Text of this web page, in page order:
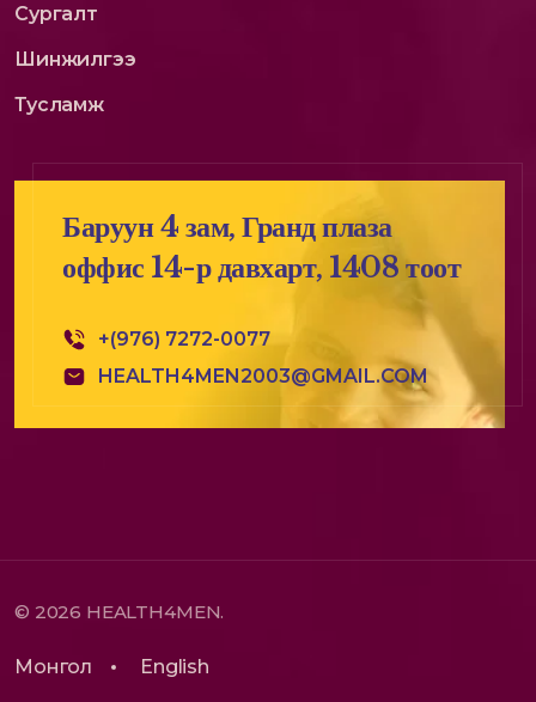
Сургалт
Шинжилгээ
Тусламж
Баруун 4 зам, Гранд плаза
оффис 14-р давхарт, 1408 тоот
+(976) 7272-0077
HEALTH4MEN2003@GMAIL.COM
© 2026 HEALTH4MEN.
Монгол English